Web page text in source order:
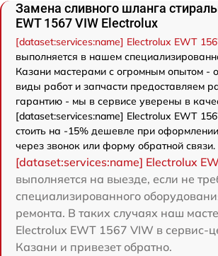
Замена сливного шланга
EWT 1567 VIW Electrolux
[dataset:services:name] Electrolux EWT
выполняется в нашем
Казани мастерами с огромным опытом -
виды работ и запчасти предоставляем
гарантию - мы в сервисе уверены в
[dataset:services:name] Electrolux EWT
стоить на -15% дешевле при
через звонок или форму обратной связи.
[dataset:services:name] Electrolux
выполняется на выезде, если не
специализированного
ремонта. В таких случаях наш
Electrolux EWT 1567 VIW в сервис-
Казани и привезет обратно.